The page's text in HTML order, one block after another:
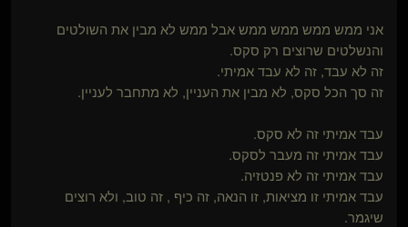
אני ממש ממש ממש ממש אבל ממש לא מבין את השולטים
והנשלטים שרוצים רק סקס.
זה לא עבד, זה לא עבד אמיתי.
זה סך הכל סקס, לא מבין את העניין, לא מתחבר לעניין.
עבד אמיתי זה לא סקס.
עבד אמיתי זה מעבר לסקס.
עבד אמיתי זה לא פנטזיה.
עבד אמיתי זו מציאות, זו הנאה, זה כיף , זה טוב, ולא רוצים
שיגמר.